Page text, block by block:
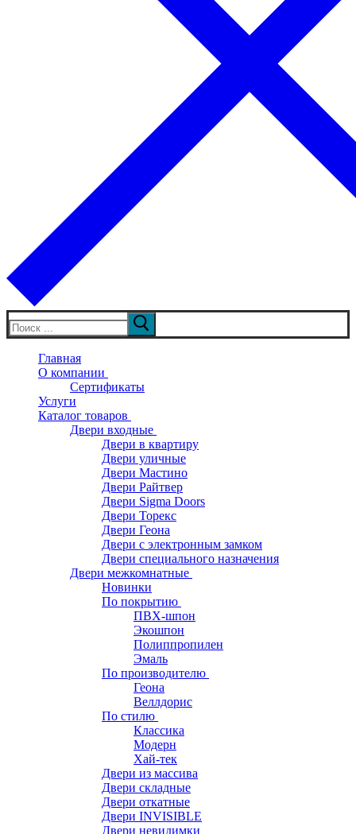
Искать:
Главная
О компании
Сертификаты
Услуги
Каталог товаров
Двери входные
Двери в квартиру
Двери уличные
Двери Мастино
Двери Райтвер
Двери Sigma Doors
Двери Торекс
Двери Геона
Двери с электронным замком
Двери специального назначения
Двери межкомнатные
Новинки
По покрытию
ПВХ-шпон
Экошпон
Полиппропилен
Эмаль
По производителю
Геона
Веллдорис
По стилю
Классика
Модерн
Хай-тек
Двери из массива
Двери складные
Двери откатные
Двери INVISIBLE
Двери невидимки